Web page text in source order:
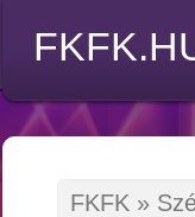
FKFK »